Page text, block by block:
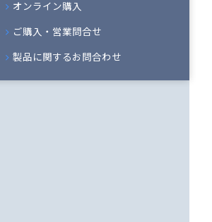
オンライン購入
ご購入・営業問合せ
製品に関するお問合わせ